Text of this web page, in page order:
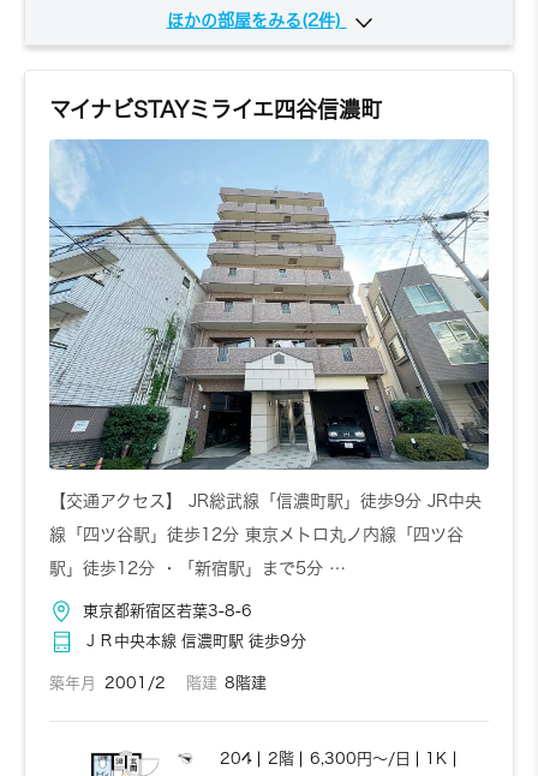
ほかの部屋をみる(2件)
お問い合わせ 詳しく見る
702 7階 6,260円～/日
1K
23.4㎡
お問い合わせ
マイナビSTAYミライエ四谷信濃町
【交通アクセス】 JR総武線「信濃町駅」徒歩9分 JR中央
線「四ツ谷駅」徒歩12分 東京メトロ丸ノ内線「四ツ谷
駅」徒歩12分 ・「新宿駅」まで5分 …
東京都新宿区若葉3-8-6
ＪＲ中央本線 信濃町駅 徒歩9分
築年月 2001/2 階建 8階建
204 2階 6,300円～/日
1K